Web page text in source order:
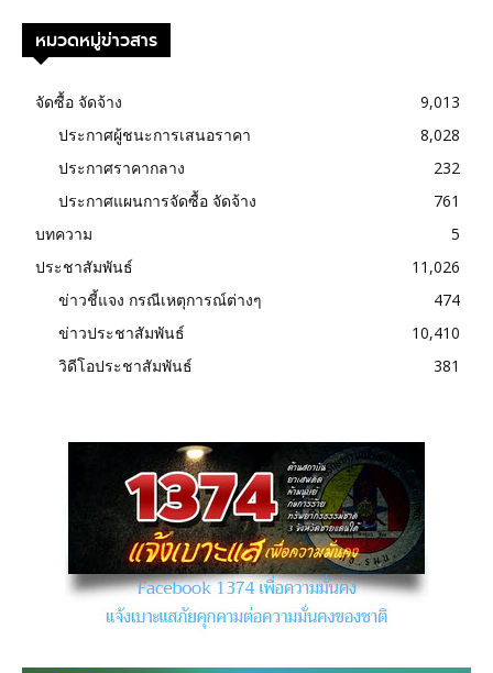
หมวดหมู่ข่าวสาร
จัดซื้อ จัดจ้าง
9,013
ประกาศผู้ชนะการเสนอราคา
8,028
ประกาศราคากลาง
232
ประกาศแผนการจัดซื้อ จัดจ้าง
761
บทความ
5
ประชาสัมพันธ์
11,026
ข่าวชี้แจง กรณีเหตุการณ์ต่างๆ
474
ข่าวประชาสัมพันธ์
10,410
วิดีโอประชาสัมพันธ์
381